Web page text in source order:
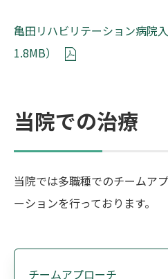
亀田リハビリテーション病院
1.8MB）
当院での治療
当院では多職種でのチームア
ーションを行っております。
チームアプローチ